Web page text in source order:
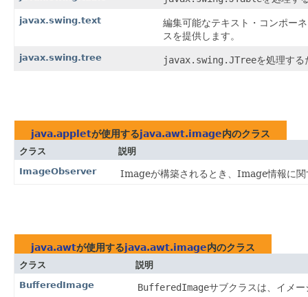
javax.swing.text
編集可能なテキスト・コンポー
スを提供します。
javax.swing.tree javax.swing.JTreeを処理する
java.appletが使用するjava.awt.image内のクラス
クラス
説明
ImageObserver
Imageが構築されるとき、Image情報に関
java.awtが使用するjava.awt.image内のクラス
クラス
説明
BufferedImage
BufferedImageサブクラスは、イメ